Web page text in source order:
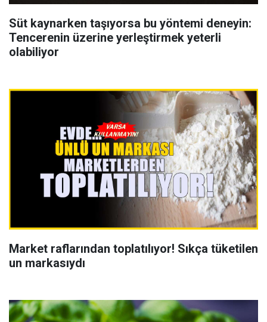
Süt kaynarken taşıyorsa bu yöntemi deneyin:
Tencerenin üzerine yerleştirmek yeterli
olabiliyor
Market raflarından toplatılıyor! Sıkça tüketilen
un markasıydı